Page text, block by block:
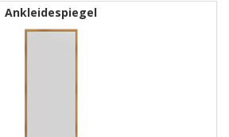
Ankleidespiegel